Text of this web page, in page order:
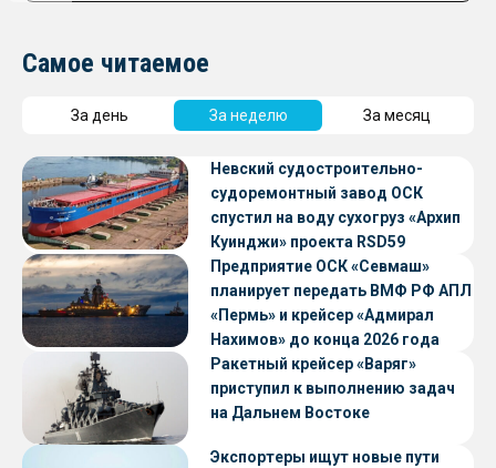
Самое читаемое
За день За неделю За месяц
Невский судостроительно-
судоремонтный завод ОСК
спустил на воду сухогруз «Архип
Куинджи» проекта RSD59
Предприятие ОСК «Севмаш»
планирует передать ВМФ РФ АПЛ
«Пермь» и крейсер «Адмирал
Нахимов» до конца 2026 года
Ракетный крейсер «Варяг»
приступил к выполнению задач
на Дальнем Востоке
Экспортеры ищут новые пути